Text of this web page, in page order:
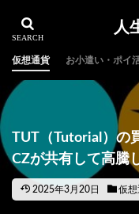
人
仮想通貨 お小遣い・ポイ
TUT（Tutorial）の
CZが共有して高騰
2025年3月20日 仮想